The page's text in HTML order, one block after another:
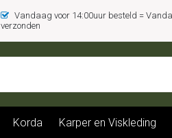
Vandaag voor 14:00uur besteld =
verzonden
Korda Karper en Viskleding